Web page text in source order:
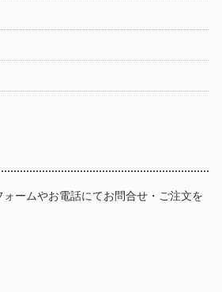
ームやお電話にてお問合せ・ご注文を